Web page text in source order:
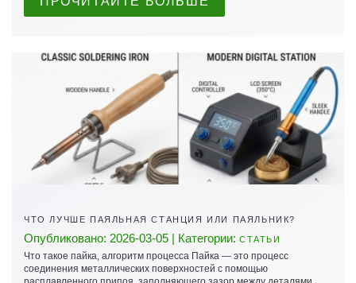
ЧТО ЛУЧШЕ ПАЯЛЬНАЯ СТАНЦИЯ ИЛИ ПАЯЛЬНИК?
Опубликовано: 2026-03-05 | Категории: СТАТЬИ
Что такое пайка, алгоритм процесса Пайка — это процесс
соединения металлических поверхностей с помощью